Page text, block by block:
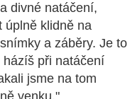
divné natáčení,
úplně klidně na
a záběry. Je to
při natáčení
jsme na tom